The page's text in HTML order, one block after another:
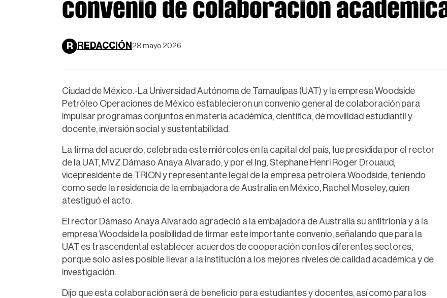
convenio de colaboración
R REDACCIÓN 28 mayo 2026
Ciudad de México.-La Universidad Autónoma de Tamaulipas (UAT) y la empresa Woodside
Petróleo Operaciones de México establecieron un convenio general de colaboración para
impulsar programas conjuntos en materia académica, científica, de movilidad estudiantil y
docente, inversión social y sustentabilidad.
La firma del acuerdo, celebrada este miércoles en la capital del país, fue presidida por el rector
de la UAT, MVZ Dámaso Anaya Alvarado, y por el Ing. Stephane Henri Roger Drouaud,
vicepresidente de TRION y representante legal de la empresa petrolera Woodside, teniendo
como sede la residencia de la embajadora de Australia en México, Rachel Moseley, quien
atestiguó el acto.
El rector Dámaso Anaya Alvarado agradeció a la embajadora de Australia su anfitrionía y a la
empresa Woodside la posibilidad de firmar este importante convenio, señalando que para la
UAT es trascendental establecer acuerdos de cooperación con los diferentes sectores,
porque solo así es posible llevar a la institución a los mejores niveles de calidad académica y de
investigación.
Dijo que esta colaboración será de beneficio para estudiantes y docentes, así como para los